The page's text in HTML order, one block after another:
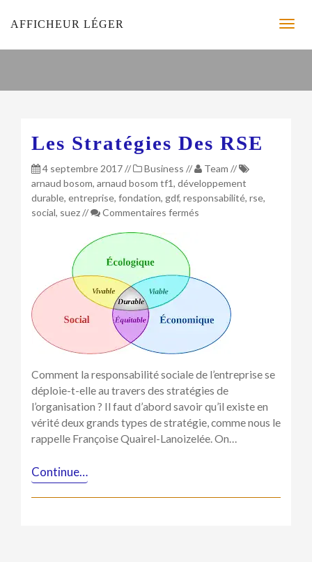
AFFICHEUR LÉGER
Les Stratégies Des RSE
4 septembre 2017// Business // Team //
arnaud bosom, arnaud bosom tf1, développement
durable, entreprise, fondation, gdf, responsabilité, rse,
social, suez// Commentaires fermés
Comment la responsabilité sociale de l’entreprise se
déploie-t-elle au travers des stratégies de
l’organisation ? Il faut d’abord savoir qu’il existe en
vérité deux grands types de stratégie, comme nous le
rappelle Françoise Quairel-Lanoizelée. On…
Continue…